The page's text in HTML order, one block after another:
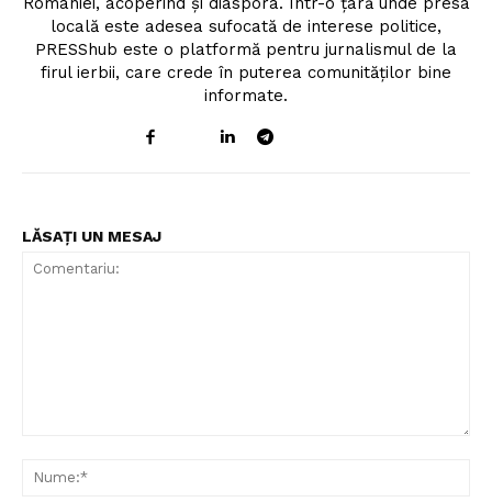
locală este adesea sufocată de interese politice,
PRESShub este o platformă pentru jurnalismul de la
firul ierbii, care crede în puterea comunităților bine
informate.
LĂSAȚI UN MESAJ